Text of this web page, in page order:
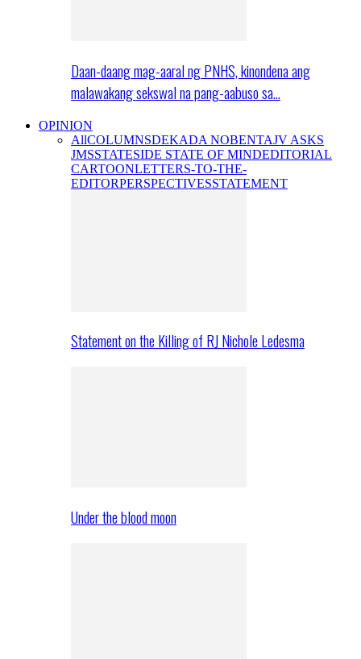
Daan-daang mag-aaral ng PNHS, kinondena ang
malawakang sekswal na pang-aabuso sa…
OPINION
AllCOLUMNSDEKADA NOBENTAJV ASKS
JMSSTATESIDE STATE OF MINDEDITORIAL
CARTOONLETTERS-TO-THE-
EDITORPERSPECTIVESSTATEMENT
Statement on the Killing of RJ Nichole Ledesma
Under the blood moon